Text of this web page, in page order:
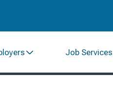
Job Services